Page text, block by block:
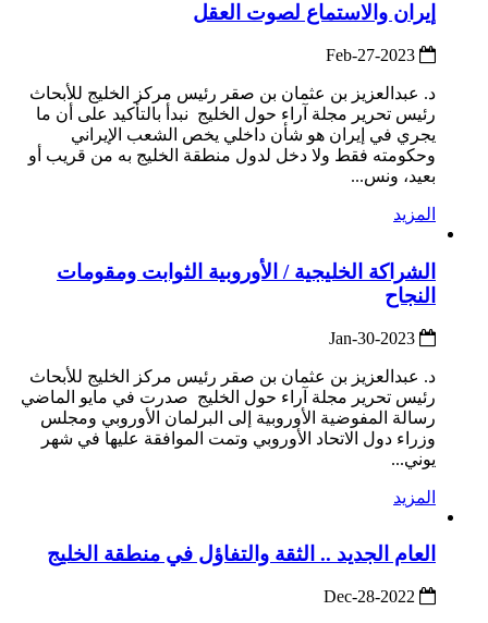
إيران والاستماع لصوت العقل
د. عبدالعزيز بن عثمان بن صقر رئيس مركز الخليج للأبحاث
رئيس تحرير مجلة آراء حول الخليج نبدأ بالتأكيد على أن ما
يجري في إيران هو شأن داخلي يخص الشعب الإيراني
وحكومته فقط ولا دخل لدول منطقة الخليج به من قريب أو
بعيد، ونس...
المزيد
الشراكة الخليجية / الأوروبية الثوابت ومقومات
النجاح
د. عبدالعزيز بن عثمان بن صقر رئيس مركز الخليج للأبحاث
رئيس تحرير مجلة آراء حول الخليج صدرت في مايو الماضي
رسالة المفوضية الأوروبية إلى البرلمان الأوروبي ومجلس
وزراء دول الاتحاد الأوروبي وتمت الموافقة عليها في شهر
يوني...
المزيد
العام الجديد .. الثقة والتفاؤل في منطقة الخليج